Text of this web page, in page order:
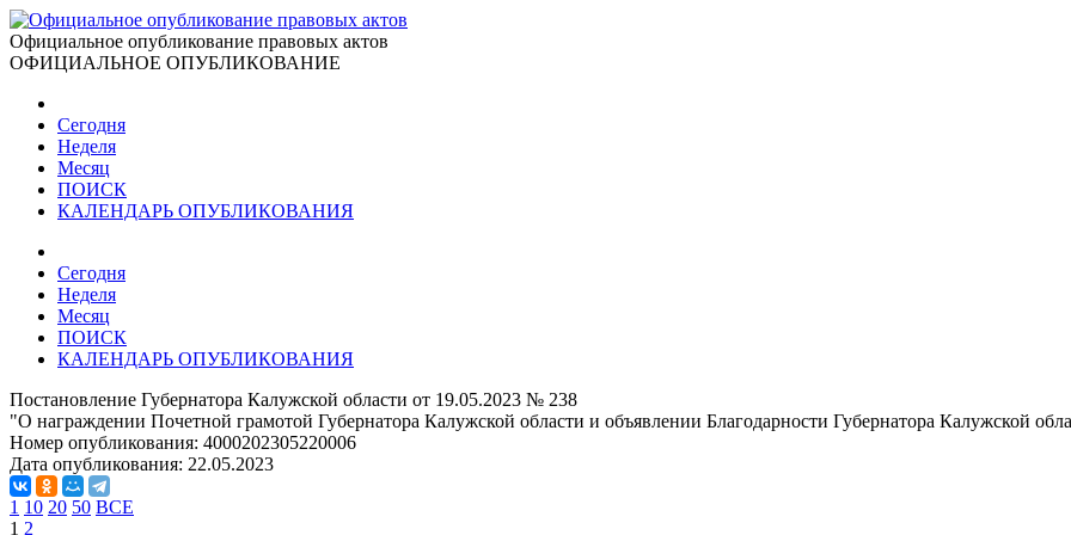
Официальное опубликование правовых актов
ОФИЦИАЛЬНОЕ ОПУБЛИКОВАНИЕ
Сегодня
Неделя
Месяц
ПОИСК
КАЛЕНДАРЬ ОПУБЛИКОВАНИЯ
Сегодня
Неделя
Месяц
ПОИСК
КАЛЕНДАРЬ ОПУБЛИКОВАНИЯ
Постановление Губернатора Калужской области от 19.05.2023 № 238
"О награждении Почетной грамотой Губернатора Калужской области и объявлении Благодарности Губернатора Калужской
Номер опубликования: 4000202305220006
Дата опубликования: 22.05.2023
1 10 20 50 ВСЕ
1 2